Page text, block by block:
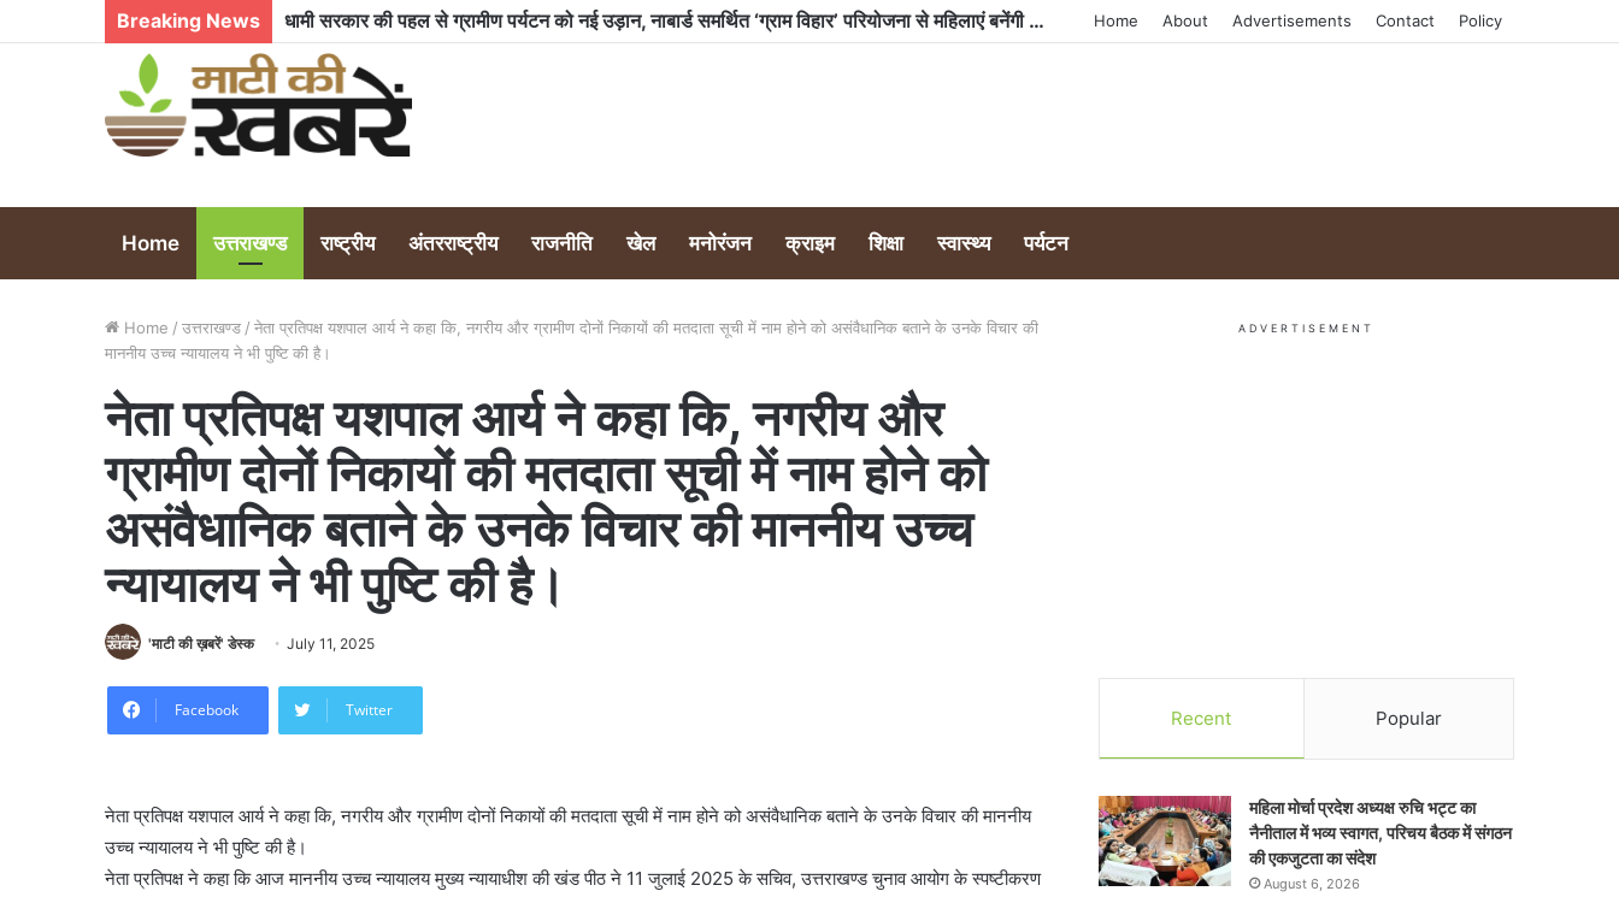
Breaking News भारी बारिश के बावजूद टीम क्लीन नैनीताल ने लवर्स पॉइंट टैक्सी स्टैंड पर चलाया स्वच्छता अभियान, 350 किलो से अधिक कूड़ा किया एकत्र Home About Advertisements Contact Policy
Home उत्तराखण्ड राष्ट्रीय अंतरराष्ट्रीय राजनीति खेल मनोरंजन क्राइम शिक्षा स्वास्थ्य पर्यटन
Home / उत्तराखण्ड / नेता प्रतिपक्ष यशपाल आर्य ने कहा कि, नगरीय और ग्रामीण दोनों निकायों की मतदाता सूची में नाम होने को असंवैधानिक बताने के उनके विचार की
माननीय उच्च न्यायालय ने भी पुष्टि की है।
नेता प्रतिपक्ष यशपाल आर्य ने कहा कि, नगरीय और
ग्रामीण दोनों निकायों की मतदाता सूची में नाम होने को
असंवैधानिक बताने के उनके विचार की माननीय उच्च
न्यायालय ने भी पुष्टि की है।
'माटी की ख़बरें' डेस्क July 11, 2025
Facebook Twitter
नेता प्रतिपक्ष यशपाल आर्य ने कहा कि, नगरीय और ग्रामीण दोनों निकायों की मतदाता सूची में नाम होने को असंवैधानिक बताने के उनके विचार की माननीय
उच्च न्यायालय ने भी पुष्टि की है।
नेता प्रतिपक्ष ने कहा कि आज माननीय उच्च न्यायालय मुख्य न्यायाधीश की खंड पीठ ने 11 जुलाई 2025 के सचिव, उत्तराखण्ड चुनाव आयोग के स्पष्टीकरण
ADVERTISEMENT
Recent Popular
महिला मोर्चा प्रदेश अध्यक्ष रुचि भट्ट का
नैनीताल में भव्य स्वागत, परिचय बैठक में संगठन
की एकजुटता का संदेश
August 6, 2026